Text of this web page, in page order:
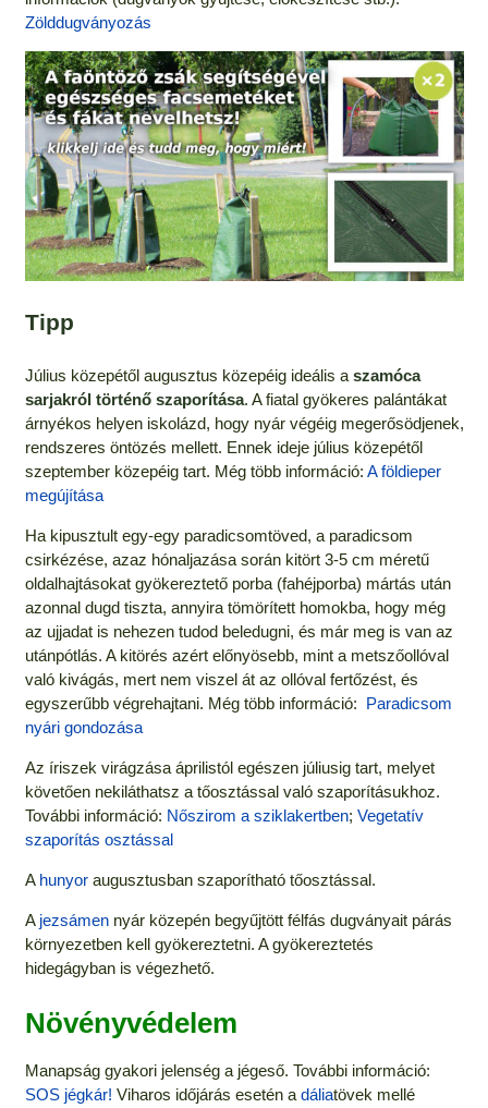
Zölddugványozás
Tipp
Július közepétől augusztus közepéig ideális a szamóca
sarjakról történő szaporítása. A fiatal gyökeres palántákat
árnyékos helyen iskolázd, hogy nyár végéig megerősödjenek,
rendszeres öntözés mellett. Ennek ideje július közepétől
szeptember közepéig tart. Még több információ: A földieper
megújítása
Ha kipusztult egy-egy paradicsomtöved, a paradicsom
csirkézése, azaz hónaljazása során kitört 3-5 cm méretű
oldalhajtásokat gyökereztető porba (fahéjporba) mártás után
azonnal dugd tiszta, annyira tömörített homokba, hogy még
az ujjadat is nehezen tudod beledugni, és már meg is van az
utánpótlás. A kitörés azért előnyösebb, mint a metszőollóval
való kivágás, mert nem viszel át az ollóval fertőzést, és
egyszerűbb végrehajtani. Még több információ: Paradicsom
nyári gondozása
Az íriszek virágzása áprilistól egészen júliusig tart, melyet
követően nekiláthatsz a tőosztással való szaporításukhoz.
További információ: Nőszirom a sziklakertben; Vegetatív
szaporítás osztással
A hunyoraugusztusban szaporítható tőosztással.
Ajezsámennyár közepén begyűjtött félfás dugványait párás
környezetben kell gyökereztetni. A gyökereztetés
hidegágyban is végezhető.
Növényvédelem
Manapság gyakori jelenség a jégeső. További információ:
SOS jégkár! Viharos időjárás esetén a dáliatövek mellé